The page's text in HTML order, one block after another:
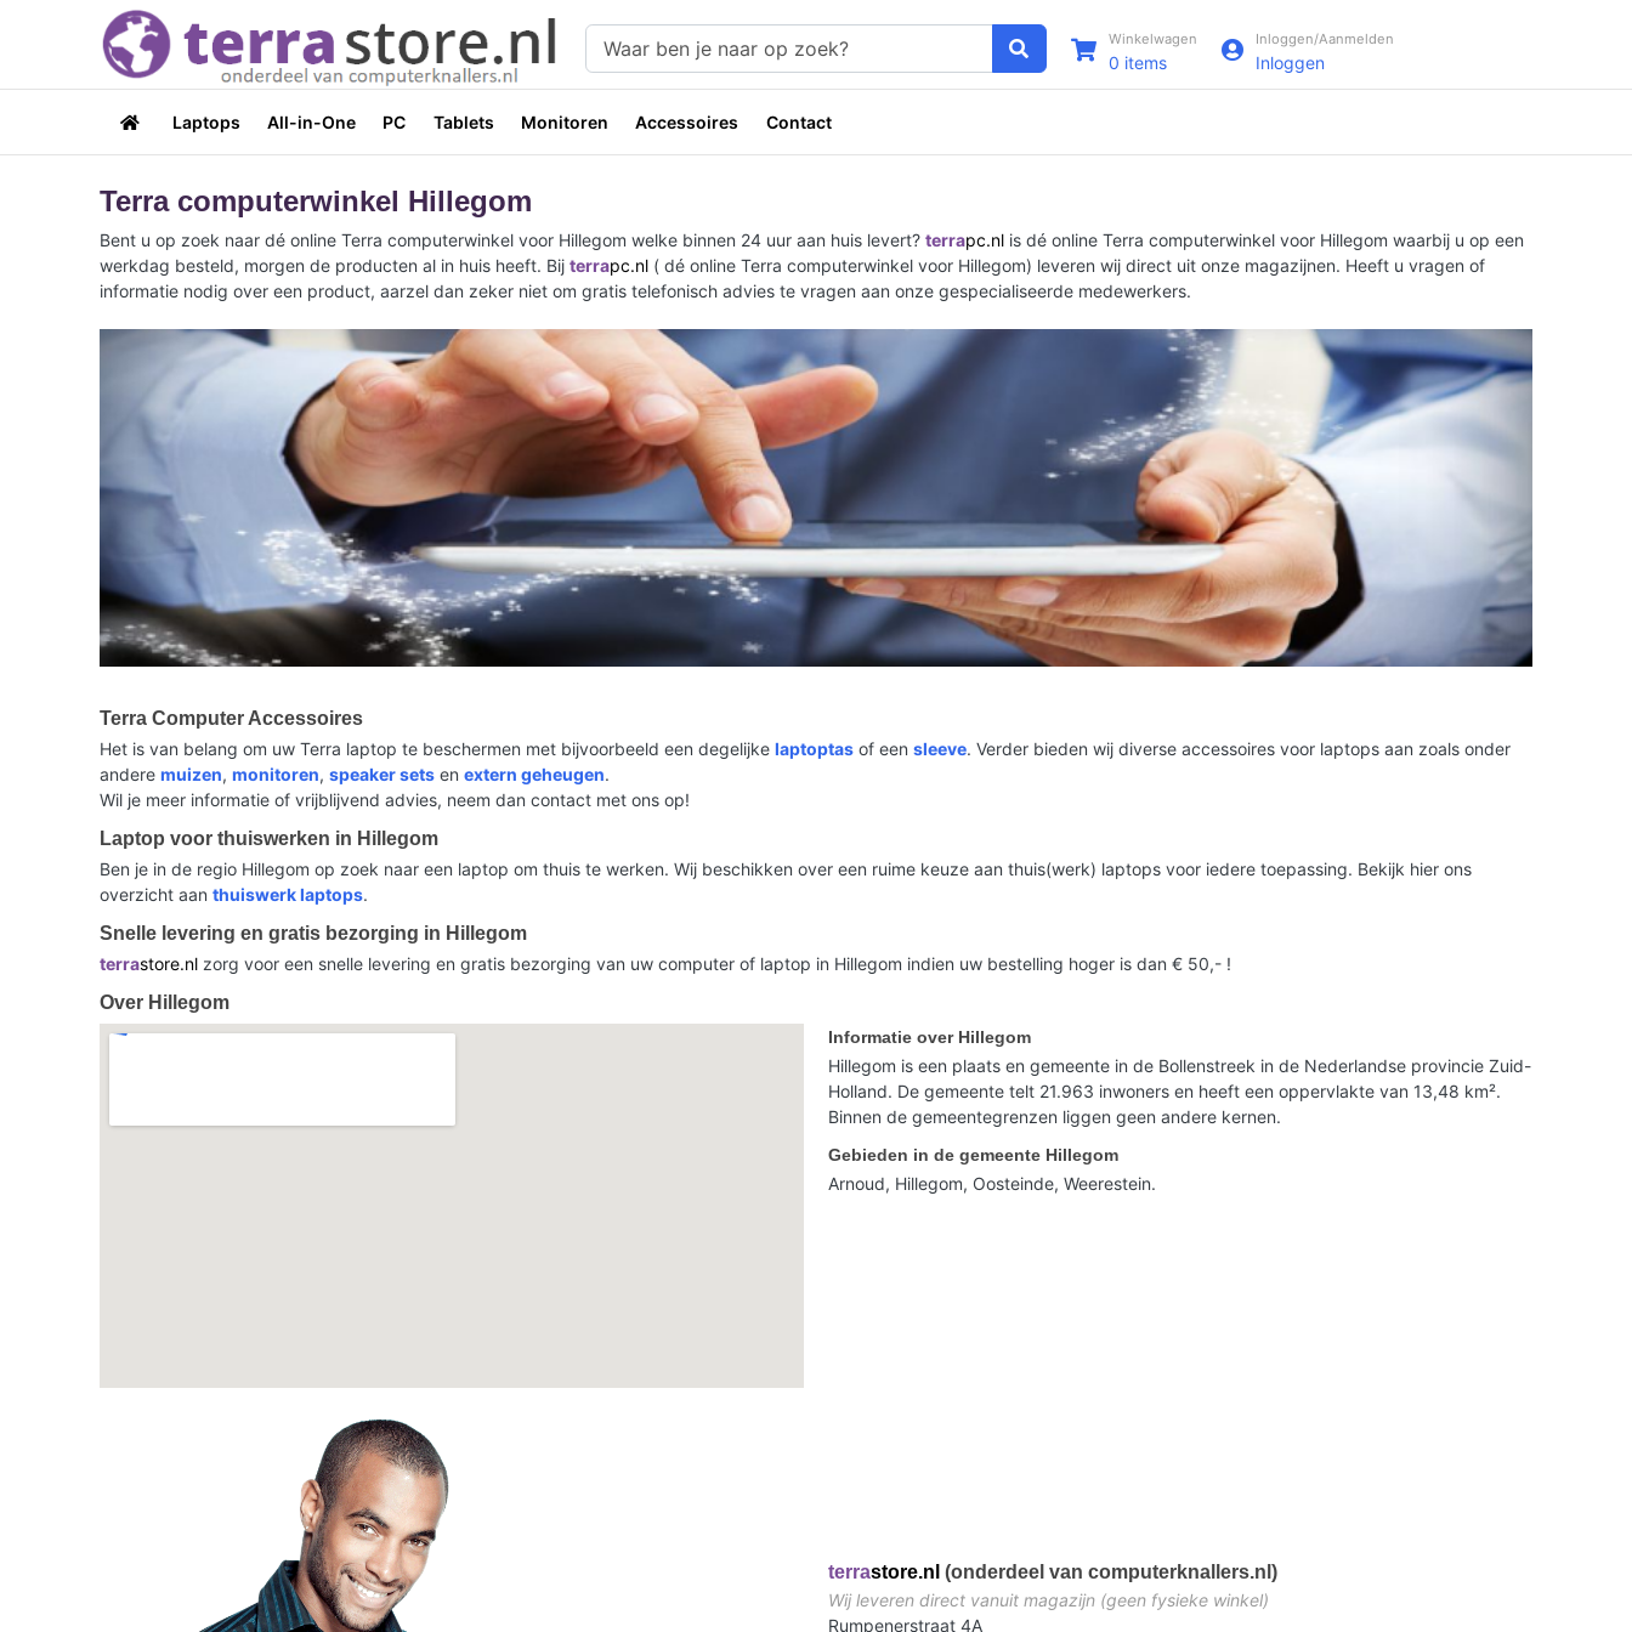
Winkelwagen
0 items
Inloggen/Aanmelden
Inloggen
Laptops All-in-One PC Tablets Monitoren Accessoires Contact
Terra computerwinkel Hillegom
Bent u op zoek naar dé online Terra computerwinkel voor Hillegom welke binnen 24 uur aan huis levert? terrapc.nl is dé online Terra computerwinkel voor Hillegom waarbij u op een
werkdag besteld, morgen de producten al in huis heeft. Bij terrapc.nl ( dé online Terra computerwinkel voor Hillegom) leveren wij direct uit onze magazijnen. Heeft u vragen of
informatie nodig over een product, aarzel dan zeker niet om gratis telefonisch advies te vragen aan onze gespecialiseerde medewerkers.
Terra Computer Accessoires
Het is van belang om uw Terra laptop te beschermen met bijvoorbeeld een degelijke laptoptas of een sleeve. Verder bieden wij diverse accessoires voor laptops aan zoals onder
andere muizen, monitoren, speaker sets en extern geheugen.
Wil je meer informatie of vrijblijvend advies, neem dan contact met ons op!
Laptop voor thuiswerken in Hillegom
Ben je in de regio Hillegom op zoek naar een laptop om thuis te werken. Wij beschikken over een ruime keuze aan thuis(werk) laptops voor iedere toepassing. Bekijk hier ons
overzicht aan thuiswerk laptops.
Snelle levering en gratis bezorging in Hillegom
terrastore.nl zorg voor een snelle levering en gratis bezorging van uw computer of laptop in Hillegom indien uw bestelling hoger is dan € 50,- !
Over Hillegom
Informatie over Hillegom
Hillegom is een plaats en gemeente in de Bollenstreek in de Nederlandse provincie Zuid-
Holland. De gemeente telt 21.963 inwoners en heeft een oppervlakte van 13,48 km².
Binnen de gemeentegrenzen liggen geen andere kernen.
Gebieden in de gemeente Hillegom
Arnoud, Hillegom, Oosteinde, Weerestein.
terrastore.nl (onderdeel van computerknallers.nl)
Wij leveren direct vanuit magazijn (geen fysieke winkel)
Rumpenerstraat 4A